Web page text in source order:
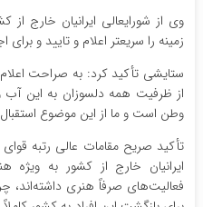
وی از شورایعالی ایرانیان خارج
زمینه را سریعتر اعلام و تایید و برای
ستایشی تأکید کرد: به صراحت
از ظرفیت همه دلسوزان به این
وطن است و ما از این موضوع
تأکید صریح مقامات عالی رتبه
ایرانیان خارج از کشور به ویژه
فعالیت‌های صرفاً هنری